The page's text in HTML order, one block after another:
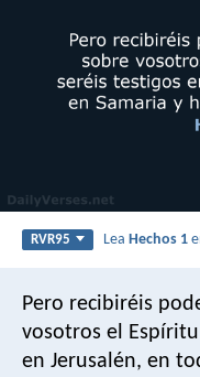
RVR95 LeaHechos 1
Pero recibiréis
vosotros el
en Jerusalén, en